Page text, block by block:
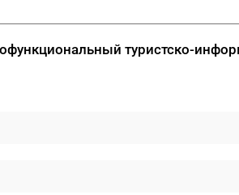
туристско-